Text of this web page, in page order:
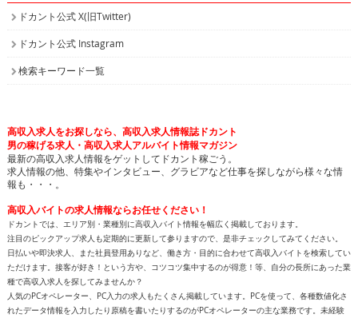
ドカント公式 X(旧Twitter)
ドカント公式 Instagram
検索キーワード一覧
高収入求人をお探しなら、高収入求人情報誌ドカント
男の稼げる求人・高収入求人アルバイト情報マガジン
最新の高収入求人情報をゲットしてドカント稼ごう。
求人情報の他、特集やインタビュー、グラビアなど仕事を探しながら様々な情
報も・・・。
高収入バイトの求人情報ならお任せください！
ドカントでは、エリア別・業種別に高収入バイト情報を幅広く掲載しております。
注目のピックアップ求人も定期的に更新して参りますので、是非チェックしてみてください。
日払いや即決求人、また社員登用ありなど、働き方・目的に合わせて高収入バイトを検索してい
ただけます。接客が好き！という方や、コツコツ集中するのが得意！等、自分の長所にあった業
種で高収入求人を探してみませんか？
人気のPCオペレーター、PC入力の求人もたくさん掲載しています。PCを使って、各種数値化さ
れたデータ情報を入力したり原稿を書いたりするのがPCオペレーターの主な業務です。未経験